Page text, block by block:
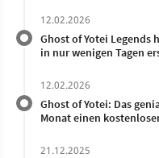
12.02.2026
Ghost of Yotei Legends
in nur wenigen Tagen
12.02.2026
Ghost of Yotei: Das
Monat einen
21.12.2025